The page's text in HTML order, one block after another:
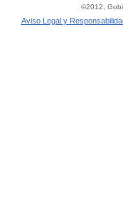
©2012,
Aviso Legal y